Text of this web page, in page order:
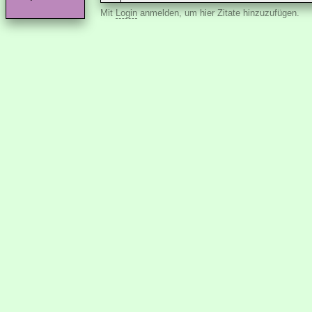
MitLoginanmelden, um hier Zitate hinzuzufügen.